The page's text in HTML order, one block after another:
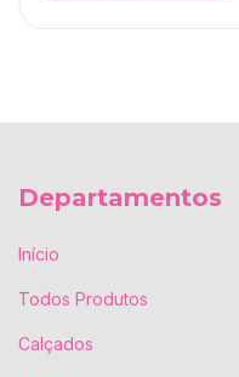
Departamentos
Início
Todos Produtos
Calçados